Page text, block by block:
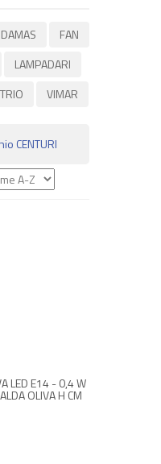
DAMAS
FAN
LAMPADARI
TRIO VIMAR
CENTURI
LED E14 - 0,4 W
OLIVA H CM